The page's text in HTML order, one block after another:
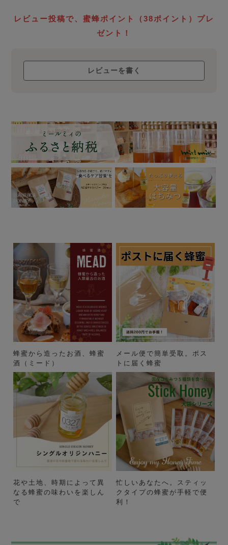
レビュー投稿で、蜜蜂ポイント（38ポイント）プレ
ゼント！
レビューを書く
蜂蜜から造ったお酒、蜂蜜
酒（ミード）
メール便で簡単受取。ポス
トに届く蜂蜜
花や土地、時期によって異
なる蜂蜜の味わいを楽しん
で
忙しいあなたへ。スティッ
クタイプの蜂蜜が手軽で便
利！